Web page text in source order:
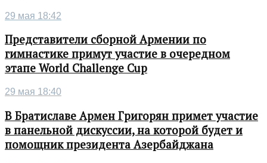
29 мая 18:42
Представители сборной Армении по
гимнастике примут участие в очередном
этапе World Challenge Cup
29 мая 18:40
В Братиславе Армен Григорян примет участие
в панельной дискуссии, на которой будет и
помощник президента Азербайджана